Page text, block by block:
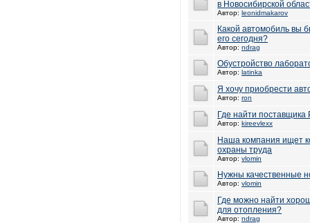
в Новосибирской
Автор: leonidmakarov
Какой автомобиль вы
его сегодня?
Автор: ndrag
Обустройство
Автор: latinka
Я хочу приобрести
Автор: ron
Где найти
Автор: kireevlexx
Наша компания ищет
охраны труда
Автор: vlomin
Нужны качественные
Автор: vlomin
Где можно найти
для отопления?
Автор: ndrag